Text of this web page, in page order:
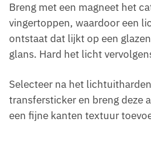
Breng met een magneet het
vingertoppen, waardoor een
ontstaat dat lijkt op een
glans. Hard het licht
Selecteer na het
transfersticker en breng deze
een fijne kanten textuur